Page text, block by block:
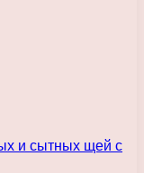
и сытных щей с